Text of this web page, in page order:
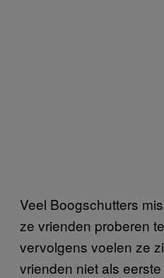
Veel Boogschutters
ze vrienden proberen
vervolgens voelen ze
vrienden niet als